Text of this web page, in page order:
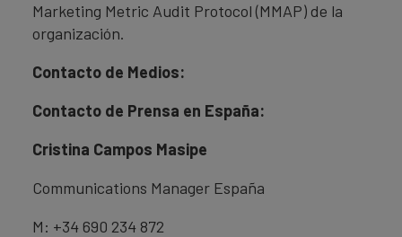
Marketing Metric Audit Protocol (MMAP) de la
organización.
Contacto de Medios:
Contacto de Prensa en España:
Cristina Campos Masipe
Communications Manager España
M: +34 690 234 872